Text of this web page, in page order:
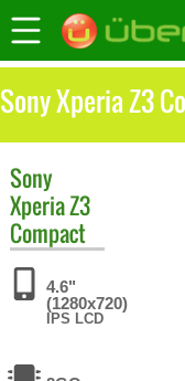
Sony Xperia Z3
Sony
Xperia Z3
Compact
4.6"
(1280x720)
IPS LCD